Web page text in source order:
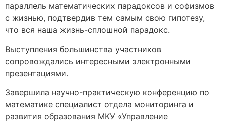
параллель математических парадоксов и софизмов
с жизнью, подтвердив тем самым свою гипотезу,
что вся наша жизнь-сплошной парадокс.
Выступления большинства участников
сопровождались интересными электронными
презентациями.
Завершила научно-практическую конференцию по
математике специалист отдела мониторинга и
развития образования МКУ «Управление